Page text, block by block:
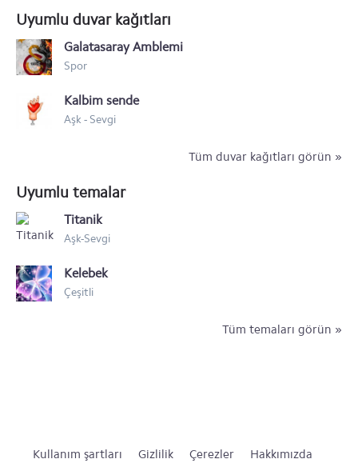
Uyumlu duvar kağıtları
Galatasaray Amblemi
Spor
Kalbim sende
Aşk - Sevgi
Tüm duvar kağıtları görün »
Uyumlu temalar
Titanik
Aşk-Sevgi
Kelebek
Çeşitli
Tüm temaları görün »
Kullanım şartları Gizlilik Çerezler Hakkımızda